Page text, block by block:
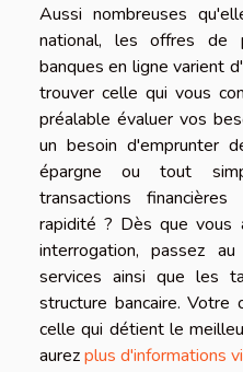
Aussi nombreuses
national, les offres de
banques en ligne varient
trouver celle qui vous
préalable évaluer vos
un besoin d'emprunter
épargne ou tout
transactions
rapidité ? Dès que vous
interrogation, passez
services ainsi que les
structure bancaire.
celle qui détient le
aurezplus d'informations